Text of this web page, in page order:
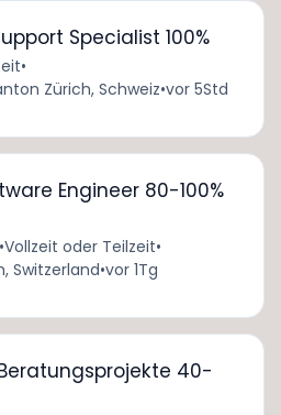
Specialist 100%
•
Zürich, Schweiz•vor 5Std
Engineer 80-100%
•Vollzeit oder Teilzeit•
Switzerland•vor 1Tg
40-